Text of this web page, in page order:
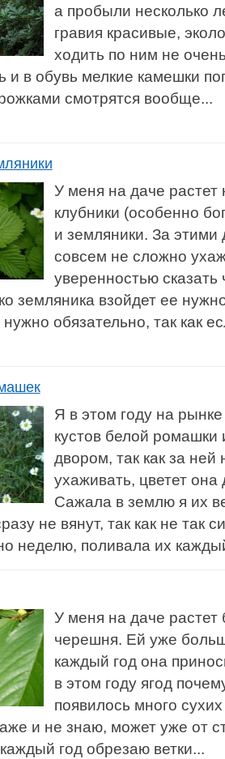
а пробыли несколько
гравия красивые,
ходить по ним не
и в обувь мелкие камешки
смотрятся вообще...
У меня на даче растет
клубники (особенно
и земляники. За этими
совсем не сложно
уверенностью
земляника взойдет ее
обязательно, так как
Я в этом году на
кустов белой ромашки
двором, так как за
ухаживать, цветет она
Сажала в землю я их
не вянут, так как не так
неделю, поливала их
У меня на даче растет
черешня. Ей уже
каждый год она
в этом году ягод
появилось много
и не знаю, может уже от
год обрезаю ветки...